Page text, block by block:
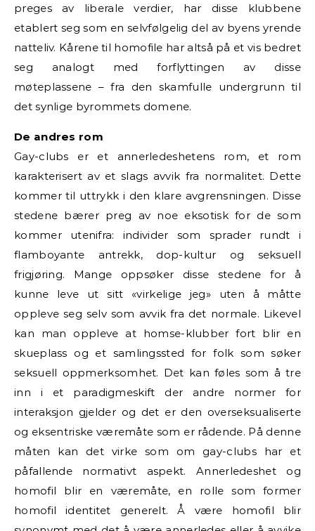
preges av liberale verdier, har disse klubbene
etablert seg som en selvfølgelig del av byens yrende
natteliv. Kårene til homofile har altså på et vis bedret
seg analogt med forflyttingen av disse
møteplassene – fra den skamfulle undergrunn til
det synlige byrommets domene.
De andres rom
Gay-clubs er et annerledeshetens rom, et rom
karakterisert av et slags avvik fra normalitet. Dette
kommer til uttrykk i den klare avgrensningen. Disse
stedene bærer preg av noe eksotisk for de som
kommer utenifra: individer som sprader rundt i
flamboyante antrekk, dop-kultur og seksuell
frigjøring. Mange oppsøker disse stedene for å
kunne leve ut sitt «virkelige jeg» uten å måtte
oppleve seg selv som avvik fra det normale. Likevel
kan man oppleve at homse-klubber fort blir en
skueplass og et samlingssted for folk som søker
seksuell oppmerksomhet. Det kan føles som å tre
inn i et paradigmeskift der andre normer for
interaksjon gjelder og det er den overseksualiserte
og eksentriske væremåte som er rådende. På denne
måten kan det virke som om gay-clubs har et
påfallende normativt aspekt. Annerledeshet og
homofil blir en væremåte, en rolle som former
homofil identitet generelt. Å være homofil blir